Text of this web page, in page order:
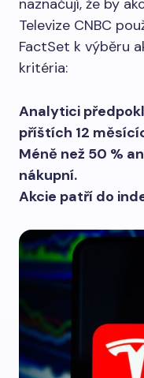
naznačují, že by
Televize CNBC
FactSet k výběru
kritéria:
Analytici
příštích 12
Méně než 50 %
nákupní.
Akcie patří do